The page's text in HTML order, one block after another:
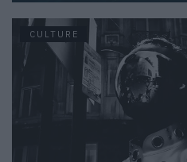
CULTURE